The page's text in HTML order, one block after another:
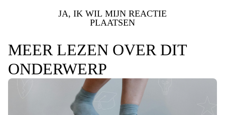
JA, IK WIL MIJN REACTIE
PLAATSEN
MEER LEZEN OVER DIT
ONDERWERP